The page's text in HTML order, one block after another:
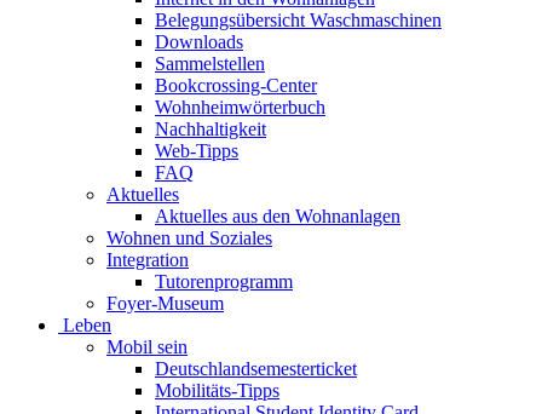
Belegungsübersicht Waschmaschinen
Downloads
Sammelstellen
Bookcrossing-Center
Wohnheimwörterbuch
Nachhaltigkeit
Web-Tipps
FAQ
Aktuelles
Aktuelles aus den Wohnanlagen
Wohnen und Soziales
Integration
Tutorenprogramm
Foyer-Museum
Leben
Mobil sein
Deutschlandsemesterticket
Mobilitäts-Tipps